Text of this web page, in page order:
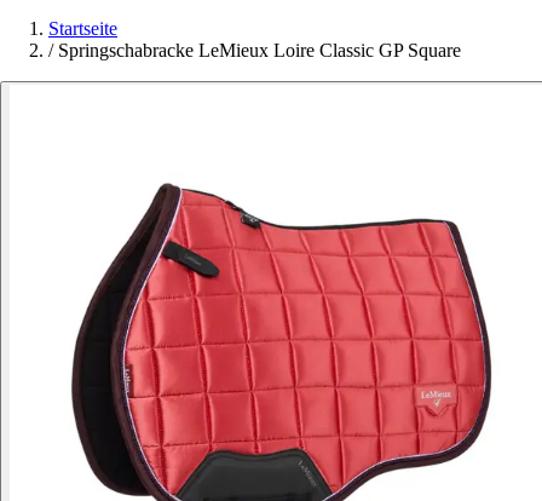
Startseite
/ Springschabracke LeMieux Loire Classic GP Square